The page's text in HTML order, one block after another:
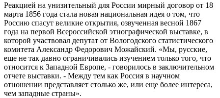
Реакцией на унизительный для России мирный договор от 18
марта 1856 года стала новая национальная идея о том, что
Россию спасут великие открытия, озвученная весной 1867
года на первой Всероссийской этнографической выставке, в
которой участвовал депутат от Вологодского статистического
комитета Александр Федорович Можайский. «Мы, русские,
еще не так давно ограничивались изучением только того, что
относится к Западной Европе, - говорилось в заключительном
отчете выставки. - Между тем как Россия в научном
отношении представляет столько же, или еще более интереса,
чем западные страны».